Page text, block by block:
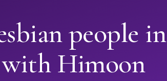
people in
Himoon